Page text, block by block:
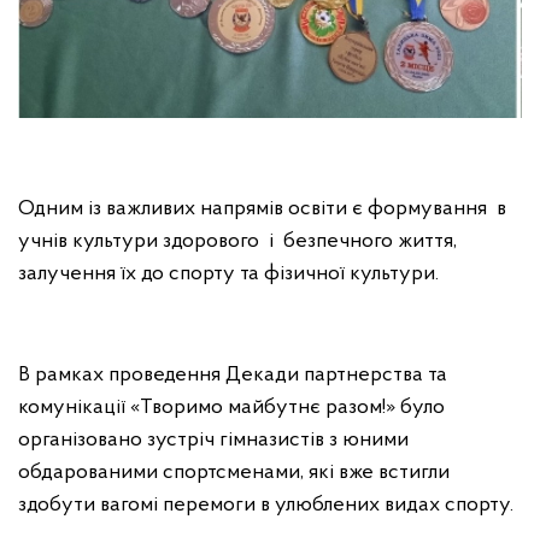
Одним із важливих напрямів освіти є формування в
учнів культури здорового і безпечного життя,
залучення їх до спорту та фізичної культури.
В рамках проведення Декади партнерства та
комунікації «Творимо майбутнє разом!» було
організовано зустріч гімназистів з юними
обдарованими спортсменами, які вже встигли
здобути вагомі перемоги в улюблених видах спорту.